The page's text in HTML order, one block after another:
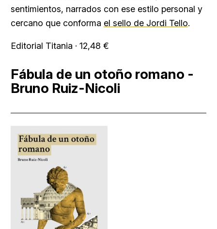
sentimientos, narrados con ese estilo personal y
cercano que conforma el sello de Jordi Tello.
Editorial Titania · 12,48 €
Fábula de un otoño romano -
Bruno Ruiz-Nicoli